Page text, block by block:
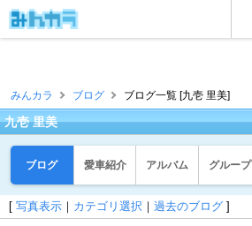
みんカラ ブログ ブログ一覧 [九壱 里美]
九壱 里美
ブログ 愛車紹介 アルバム グループ
[ 写真表示 ｜ カテゴリ選択 ｜ 過去のブログ ]